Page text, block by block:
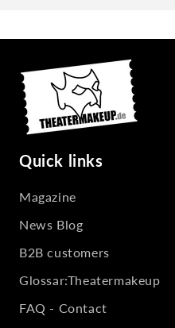
Quick links
Magazine
News Blog
B2B customers
Glossar:Theatermakeup
FAQ - Contact